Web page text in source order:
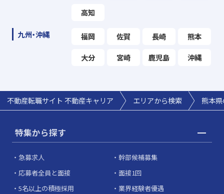
高知
九州・沖縄 福岡 佐賀 長崎 熊本
大分 宮崎 鹿児島 沖縄
不動産転職サイト 不動産キャリア エリアから検索 熊本
特集から探す
急募求人
幹部候補募集
応募者全員と面接
面接1回
5名以上の積極採用
業界経験者優遇